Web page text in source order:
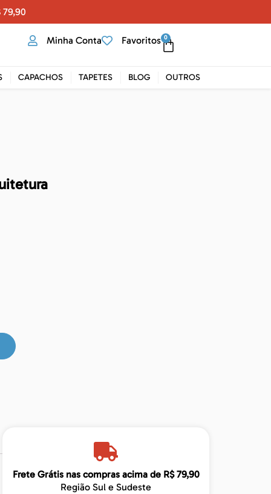
Minha Conta Favoritos 0
CAPACHOS TAPETES BLOG OUTROS
Frete Grátis nas compras acima de R$ 79,90
Região Sul e Sudeste